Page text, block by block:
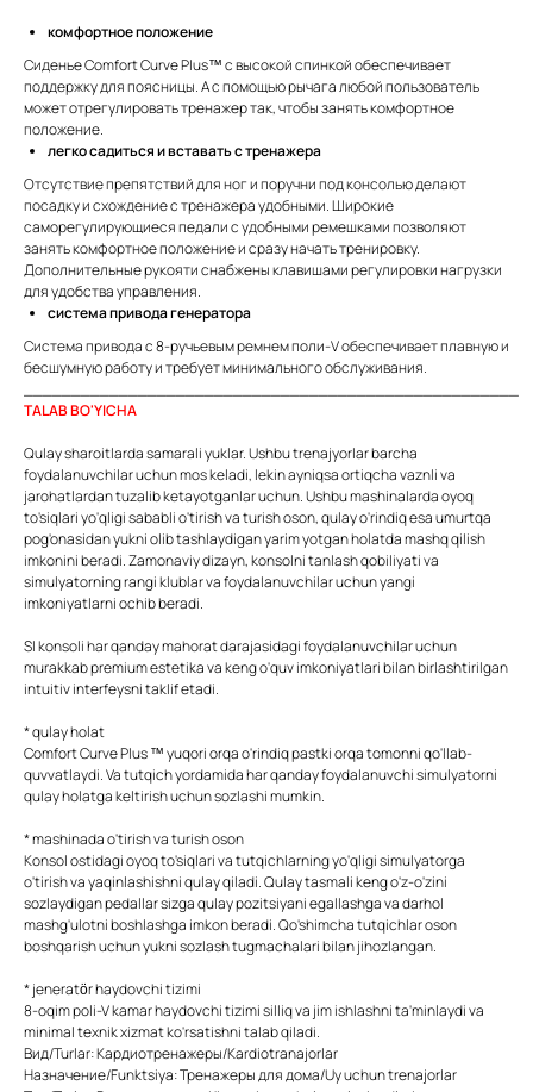
комфортное положение
Сиденье Comfort Curve Plus™ с высокой спинкой обеспечивает
поддержку для поясницы. А с помощью рычага любой пользователь
может отрегулировать тренажер так, чтобы занять комфортное
положение.
легко садиться и вставать с тренажера
Отсутствие препятствий для ног и поручни под консолью делают
посадку и схождение с тренажера удобными. Широкие
саморегулирующиеся педали с удобными ремешками позволяют
занять комфортное положение и сразу начать тренировку.
Дополнительные рукояти снабжены клавишами регулировки нагрузки
для удобства управления.
система привода генератора
Система привода с 8-ручьевым ремнем поли-V обеспечивает плавную и
бесшумную работу и требует минимального обслуживания.
TALAB BO'YICHA
Qulay sharoitlarda samarali yuklar. Ushbu trenajyorlar barcha
foydalanuvchilar uchun mos keladi, lekin ayniqsa ortiqcha vaznli va
jarohatlardan tuzalib ketayotganlar uchun. Ushbu mashinalarda oyoq
to'siqlari yo'qligi sababli o'tirish va turish oson, qulay o'rindiq esa umurtqa
pog'onasidan yukni olib tashlaydigan yarim yotgan holatda mashq qilish
imkonini beradi. Zamonaviy dizayn, konsolni tanlash qobiliyati va
simulyatorning rangi klublar va foydalanuvchilar uchun yangi
imkoniyatlarni ochib beradi.
Sl konsoli har qanday mahorat darajasidagi foydalanuvchilar uchun
murakkab premium estetika va keng o'quv imkoniyatlari bilan birlashtirilgan
intuitiv interfeysni taklif etadi.
* qulay holat
Comfort Curve Plus ™ yuqori orqa o'rindiq pastki orqa tomonni qo'llab-
quvvatlaydi. Va tutqich yordamida har qanday foydalanuvchi simulyatorni
qulay holatga keltirish uchun sozlashi mumkin.
* mashinada o'tirish va turish oson
Konsol ostidagi oyoq to'siqlari va tutqichlarning yo'qligi simulyatorga
o'tirish va yaqinlashishni qulay qiladi. Qulay tasmali keng o'z-o'zini
sozlaydigan pedallar sizga qulay pozitsiyani egallashga va darhol
mashg'ulotni boshlashga imkon beradi. Qo'shimcha tutqichlar oson
boshqarish uchun yukni sozlash tugmachalari bilan jihozlangan.
* jeneratör haydovchi tizimi
8-oqim poli-V kamar haydovchi tizimi silliq va jim ishlashni ta'minlaydi va
minimal texnik xizmat ko'rsatishni talab qiladi.
Вид/Turlar: Кардиотренажеры/Kardiotranajorlar
Назначение/Funktsiya: Тренажеры для дома/Uy uchun trenajorlar